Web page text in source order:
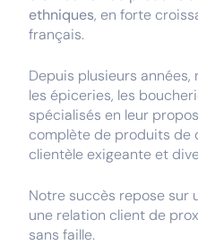
ethniques, en forte
français.
Depuis plusieurs
les épiceries, les
spécialisés en leur
complète de produits de
clientèle exigeante et
Notre succès repose sur
une relation client de
sans faille.